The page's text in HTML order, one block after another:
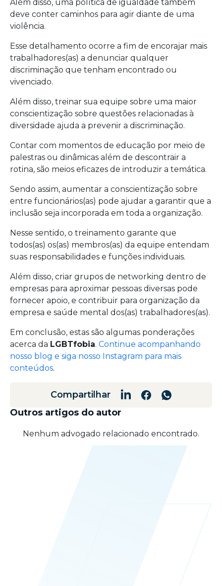
Além disso, uma política de igualdade também
deve conter caminhos para agir diante de uma
violência.
Esse detalhamento ocorre a fim de encorajar mais
trabalhadores(as) a denunciar qualquer
discriminação que tenham encontrado ou
vivenciado.
Além disso, treinar sua equipe sobre uma maior
conscientização sobre questões relacionadas à
diversidade ajuda a prevenir a discriminação.
Contar com momentos de educação por meio de
palestras ou dinâmicas além de descontrair a
rotina, são meios eficazes de introduzir a temática.
Sendo assim, aumentar a conscientização sobre
entre funcionários(as) pode ajudar a garantir que a
inclusão seja incorporada em toda a organização.
Nesse sentido, o treinamento garante que
todos(as) os(as) membros(as) da equipe entendam
suas responsabilidades e funções individuais.
Além disso, criar grupos de networking dentro de
empresas para aproximar pessoas diversas pode
fornecer apoio, e contribuir para organização da
empresa e saúde mental dos(as) trabalhadores(as).
Em conclusão, estas são algumas ponderações
acerca da LGBTfobia. Continue acompanhando
nosso blog e siga nosso Instagram para mais
conteúdos.
Compartilhar
Outros artigos do autor
Nenhum advogado relacionado encontrado.